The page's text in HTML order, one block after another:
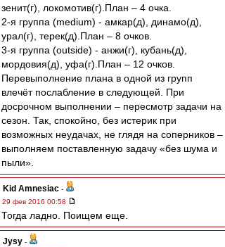
зенит(г), локомотив(г).План – 4 очка.
2-я группа (medium) - амкар(д), динамо(д),
урал(г), терек(д).План – 8 очков.
3-я группа (outside) - анжи(г), кубань(д),
мордовия(д), уфа(г).План – 12 очков.
Перевыполнение плана в одной из групп
влечёт послабление в следующей. При
досрочном выполнении – пересмотр задачи на
сезон. Так, спокойно, без истерик при
возможных неудачах, не глядя на соперников –
выполняем поставленную задачу «без шума и
пыли».
Kid Amnesiac -
29 фев 2016 00:58
Тогда ладно. Поищем еще.
Jysy -